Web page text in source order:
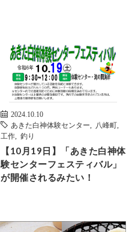
2024.10.10
あきた白神体験センター
八峰町
工作
釣り
【10月19日】「あきた白神体
験センターフェスティバル」
が開催されるみたい！